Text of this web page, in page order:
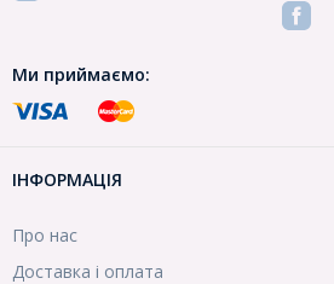
Ми приймаємо:
ІНФОРМАЦІЯ
Про нас
Доставка і оплата